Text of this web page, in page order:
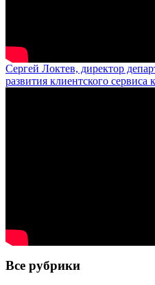
Сергей Локтев, директор
развития клиентского
Все рубрики